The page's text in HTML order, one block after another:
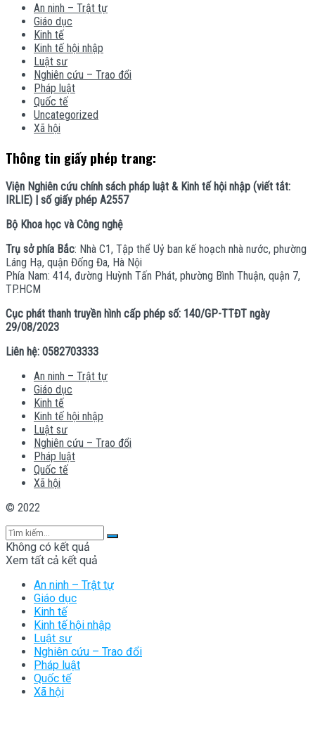
An ninh – Trật tự
Giáo dục
Kinh tế
Kinh tế hội nhập
Luật sư
Nghiên cứu – Trao đổi
Pháp luật
Quốc tế
Uncategorized
Xã hội
Thông tin giấy phép trang:
Viện Nghiên cứu chính sách pháp luật & Kinh tế hội nhập (viết tắt:
IRLIE) | số giấy phép A2557
Bộ Khoa học và Công nghệ
Trụ sở phía Bắc: Nhà C1, Tập thể Uỷ ban kế hoạch nhà nước, phường
Láng Hạ, quận Đống Đa, Hà Nội
Phía Nam: 414, đường Huỳnh Tấn Phát, phường Bình Thuận, quận 7,
TP.HCM
Cục phát thanh truyền hình cấp phép số: 140/GP-TTĐT ngày
29/08/2023
Liên hệ: 0582703333
An ninh – Trật tự
Giáo dục
Kinh tế
Kinh tế hội nhập
Luật sư
Nghiên cứu – Trao đổi
Pháp luật
Quốc tế
Xã hội
© 2022
Không có kết quả
Xem tất cả kết quả
An ninh – Trật tự
Giáo dục
Kinh tế
Kinh tế hội nhập
Luật sư
Nghiên cứu – Trao đổi
Pháp luật
Quốc tế
Xã hội